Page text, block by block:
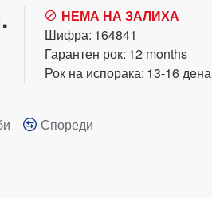
НЕМА НА ЗАЛИХА
Шифра: 164841
Гарантен рок: 12 months
Рок на испорака: 13-16 дена
Спореди